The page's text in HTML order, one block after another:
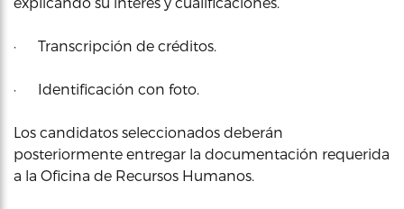
· Transcripción de créditos.
· Identificación con foto.
Los candidatos seleccionados deberán
posteriormente entregar la documentación requerida
a la Oficina de Recursos Humanos.